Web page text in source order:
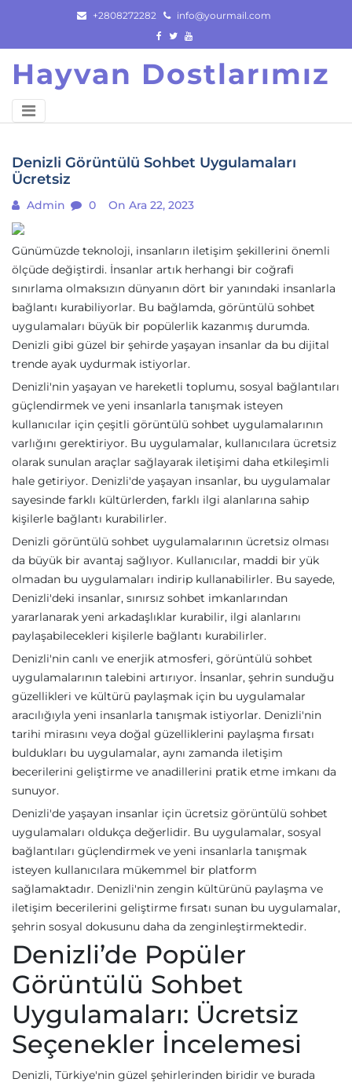
content
+2808272282 info@yourmail.com
Hayvan Dostlarımız
Denizli Görüntülü Sohbet Uygulamaları
Ücretsiz
Admin 0 On Ara 22, 2023
Günümüzde teknoloji, insanların iletişim şekillerini önemli
ölçüde değiştirdi. İnsanlar artık herhangi bir coğrafi
sınırlama olmaksızın dünyanın dört bir yanındaki insanlarla
bağlantı kurabiliyorlar. Bu bağlamda, görüntülü sohbet
uygulamaları büyük bir popülerlik kazanmış durumda.
Denizli gibi güzel bir şehirde yaşayan insanlar da bu dijital
trende ayak uydurmak istiyorlar.
Denizli'nin yaşayan ve hareketli toplumu, sosyal bağlantıları
güçlendirmek ve yeni insanlarla tanışmak isteyen
kullanıcılar için çeşitli görüntülü sohbet uygulamalarının
varlığını gerektiriyor. Bu uygulamalar, kullanıcılara ücretsiz
olarak sunulan araçlar sağlayarak iletişimi daha etkileşimli
hale getiriyor. Denizli'de yaşayan insanlar, bu uygulamalar
sayesinde farklı kültürlerden, farklı ilgi alanlarına sahip
kişilerle bağlantı kurabilirler.
Denizli görüntülü sohbet uygulamalarının ücretsiz olması
da büyük bir avantaj sağlıyor. Kullanıcılar, maddi bir yük
olmadan bu uygulamaları indirip kullanabilirler. Bu sayede,
Denizli'deki insanlar, sınırsız sohbet imkanlarından
yararlanarak yeni arkadaşlıklar kurabilir, ilgi alanlarını
paylaşabilecekleri kişilerle bağlantı kurabilirler.
Denizli'nin canlı ve enerjik atmosferi, görüntülü sohbet
uygulamalarının talebini artırıyor. İnsanlar, şehrin sunduğu
güzellikleri ve kültürü paylaşmak için bu uygulamalar
aracılığıyla yeni insanlarla tanışmak istiyorlar. Denizli'nin
tarihi mirasını veya doğal güzelliklerini paylaşma fırsatı
buldukları bu uygulamalar, aynı zamanda iletişim
becerilerini geliştirme ve anadillerini pratik etme imkanı da
sunuyor.
Denizli'de yaşayan insanlar için ücretsiz görüntülü sohbet
uygulamaları oldukça değerlidir. Bu uygulamalar, sosyal
bağlantıları güçlendirmek ve yeni insanlarla tanışmak
isteyen kullanıcılara mükemmel bir platform
sağlamaktadır. Denizli'nin zengin kültürünü paylaşma ve
iletişim becerilerini geliştirme fırsatı sunan bu uygulamalar,
şehrin sosyal dokusunu daha da zenginleştirmektedir.
Denizli’de Popüler
Görüntülü Sohbet
Uygulamaları: Ücretsiz
Seçenekler İncelemesi
Denizli, Türkiye'nin güzel şehirlerinden biridir ve burada